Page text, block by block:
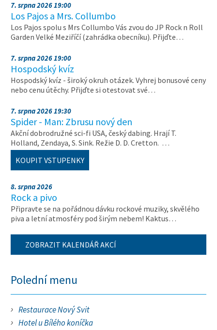
7. srpna 2026 19:00
Los Pajos a Mrs. Collumbo
Los Pajos spolu s Mrs Collumbo Vás zvou do JP Rock n Roll
Garden Velké Meziříčí (zahrádka obecníku). Přijďte…
7. srpna 2026 19:00
Hospodský kvíz
Hospodský kvíz - široký okruh otázek. Vyhrej bonusové ceny
nebo cenu útěchy. Přijďte si otestovat své…
7. srpna 2026 19:30
Spider - Man: Zbrusu nový den
Akční dobrodružné sci-fi USA, český dabing. Hrají T.
Holland, Zendaya, S. Sink. Režie D. D. Cretton. …
KOUPIT VSTUPENKY
8. srpna 2026
Rock a pivo
Připravte se na pořádnou dávku rockové muziky, skvělého
piva a letní atmosféry pod širým nebem! Kaktus…
ZOBRAZIT KALENDÁŘ AKCÍ
Polední menu
Restaurace Nový Svit
Hotel u Bílého koníčka